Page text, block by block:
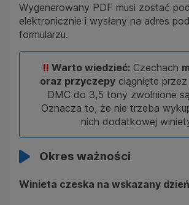
Wygenerowany PDF musi zostać
elektronicznie i wysłany na adres
formularzu.
!! Warto wiedzieć:Czechach
oraz przyczepyciągnięte
DMC do 3,5 tony zwolnione
Oznacza to, że nie trzeba
nich dodatkowej
Okres ważności
Winieta czeska na wskazany